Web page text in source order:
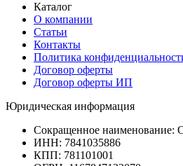
Каталог
О компании
Статьи
Контакты
Политика
Договор оферты
Договор оферты ИП
Юридическая информация
Сокращенное наименование:
ИНН: 7841035886
КПП: 781101001